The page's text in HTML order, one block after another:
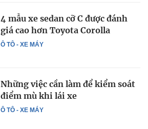
Ô TÔ - XE MÁY
4 mẫu xe sedan cỡ C được đánh
giá cao hơn Toyota Corolla
Ô TÔ - XE MÁY
Những việc cần làm để kiểm soát
điểm mù khi lái xe